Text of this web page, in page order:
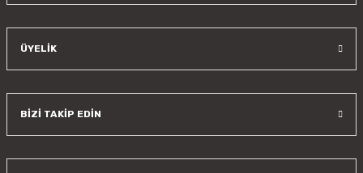
ÜYELİK
BİZİ TAKİP EDİN